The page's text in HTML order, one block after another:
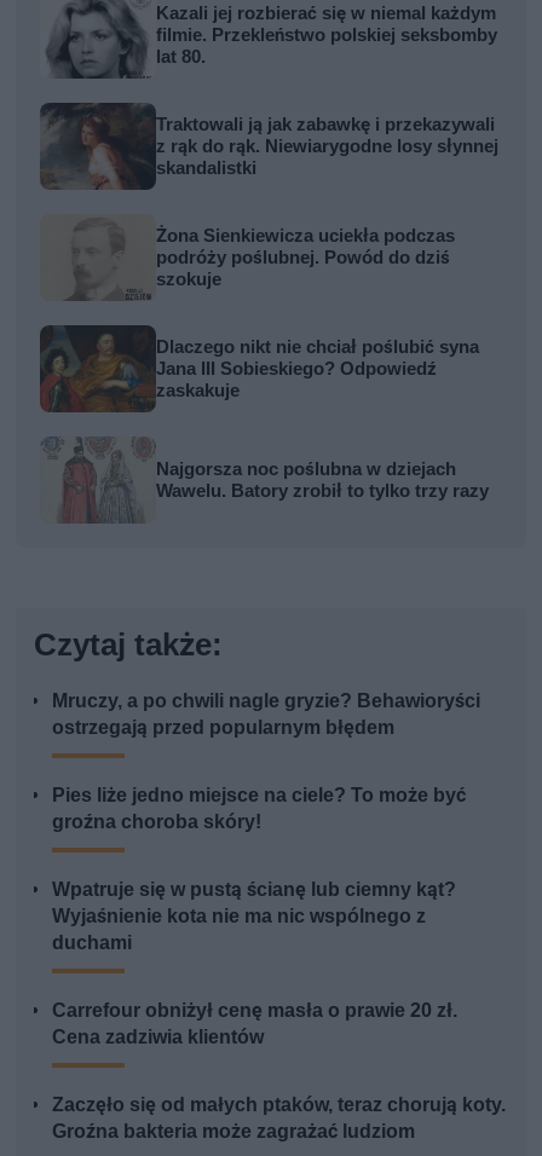
Kazali jej rozbierać się w niemal każdym
filmie. Przekleństwo polskiej seksbomby
lat 80.
Traktowali ją jak zabawkę i przekazywali
z rąk do rąk. Niewiarygodne losy słynnej
skandalistki
Żona Sienkiewicza uciekła podczas
podróży poślubnej. Powód do dziś
szokuje
Dlaczego nikt nie chciał poślubić syna
Jana III Sobieskiego? Odpowiedź
zaskakuje
Najgorsza noc poślubna w dziejach
Wawelu. Batory zrobił to tylko trzy razy
Czytaj także:
Mruczy, a po chwili nagle gryzie? Behawioryści
ostrzegają przed popularnym błędem
Pies liże jedno miejsce na ciele? To może być
groźna choroba skóry!
Wpatruje się w pustą ścianę lub ciemny kąt?
Wyjaśnienie kota nie ma nic wspólnego z
duchami
Carrefour obniżył cenę masła o prawie 20 zł.
Cena zadziwia klientów
Zaczęło się od małych ptaków, teraz chorują koty.
Groźna bakteria może zagrażać ludziom